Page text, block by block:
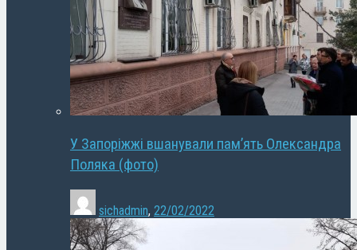
У Запоріжжі вшанували пам’ять Олександра
Поляка (фото)
sichadmin, 22/02/2022